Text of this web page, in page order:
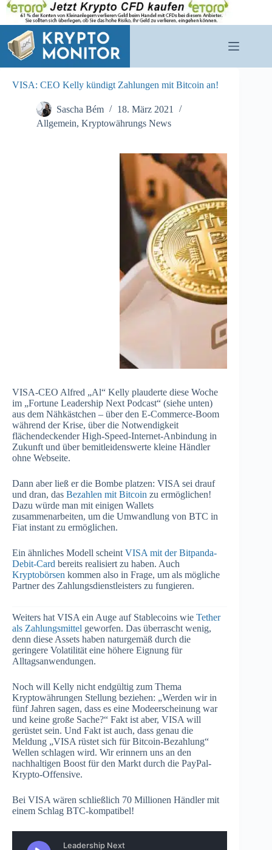
Zum
Inhalt
springen
VISA: CEO Kelly kündigt Zahlungen mit Bitcoin an!
Sascha Bém
18. März 2021
Allgemein, Kryptowährungs News
VISA-CEO Alfred „Al“ Kelly plauderte diese Woche
im „Fortune Leadership Next Podcast“ (siehe unten)
aus dem Nähkästchen – über den E-Commerce-Boom
während der Krise, über die Notwendigkeit
flächendeckender High-Speed-Internet-Anbindung in
Zukunft und über bemitleidenswerte kleine Händler
ohne Webseite.
Dann aber ließ er die Bombe platzen: VISA sei drauf
und dran, das Bezahlen mit Bitcoin zu ermöglichen!
Dazu würde man mit einigen Wallets
zusammenarbeiten, um die Umwandlung von BTC in
Fiat instant zu ermöglichen.
Ein ähnliches Modell scheint VISA mit der Bitpanda-
Debit-Card bereits realisiert zu haben. Auch
Kryptobörsen kommen also in Frage, um als mögliche
Partner des Zahlungsdienstleisters zu fungieren.
Weiters hat VISA ein Auge auf Stablecoins wie Tether
als Zahlungsmittel geworfen. Das überrascht wenig,
denn diese Assets haben naturgemäß durch die
geringere Volatilität eine höhere Eignung für
Alltagsanwendungen.
Noch will Kelly nicht endgültig zum Thema
Kryptowährungen Stellung beziehen: „Werden wir in
fünf Jahren sagen, dass es eine Modeerscheinung war
und keine große Sache?“ Fakt ist aber, VISA will
gerüstet sein. Und Fakt ist auch, dass genau die
Meldung „VISA rüstet sich für Bitcoin-Bezahlung“
Wellen schlagen wird. Wir erinnern uns an den
nachhaltigen Boost für den Markt durch die PayPal-
Krypto-Offensive.
Bei VISA wären schließlich 70 Millionen Händler mit
einem Schlag BTC-kompatibel!